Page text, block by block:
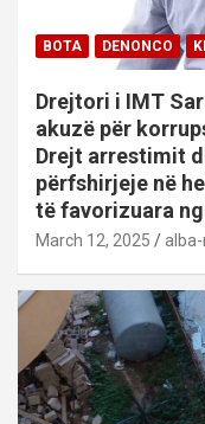
BOTA DENONCO
Drejtori i IMT
akuzë për
Drejt arrestimit
përfshirjeje në
të favorizuara
March 12, 2025